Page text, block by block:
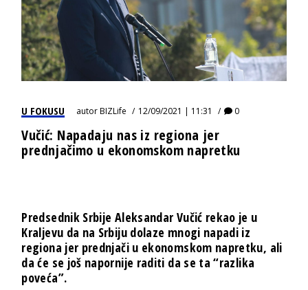
U FOKUSU autorBIZLife 12/09/2021 | 11:31 0
Vučić: Napadaju nas iz regiona jer
prednjačimo u ekonomskom napretku
Predsednik Srbije Aleksandar Vučić rekao je u
Kraljevu da na Srbiju dolaze mnogi napadi iz
regiona jer prednjači u ekonomskom napretku, ali
da će se još napornije raditi da se ta “razlika
poveća”.